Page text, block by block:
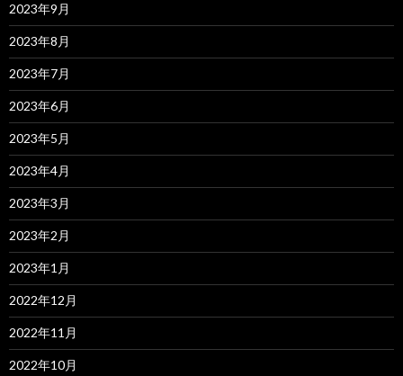
2023年9月
2023年8月
2023年7月
2023年6月
2023年5月
2023年4月
2023年3月
2023年2月
2023年1月
2022年12月
2022年11月
2022年10月